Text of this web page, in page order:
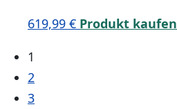
619,99 € Produkt kaufen
1
2
3